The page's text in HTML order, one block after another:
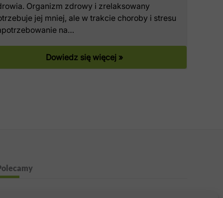
Organizm zdrowy i zrelaksowany
jej mniej, ale w trakcie choroby i stresu
na…
Dowiedz się więcej »